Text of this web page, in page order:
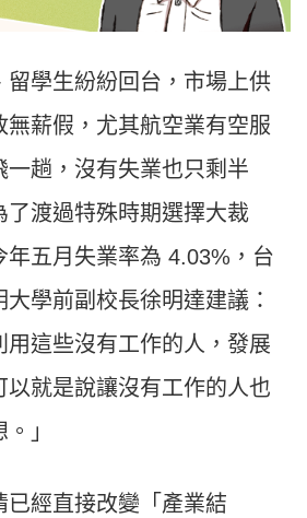
留學生紛紛回台，市場上供
無薪假，尤其航空業有空服
一趟，沒有失業也只剩半
了渡過特殊時期選擇大裁
年五月 失業率為 4.03%，台
學前副校長徐明達建議：
用這些沒有工作的人，發展
以就是說讓沒有工作的人也
」
已經直接改變「產業結